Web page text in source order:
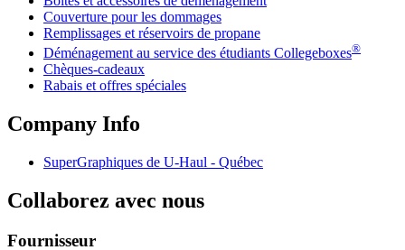
Couverture pour les dommages
Remplissages et réservoirs de propane
Déménagement au service des étudiants Collegeboxes®
Chèques-cadeaux
Rabais et offres spéciales
Company Info
SuperGraphiques de U-Haul - Québec
Collaborez avec nous
Fournisseur